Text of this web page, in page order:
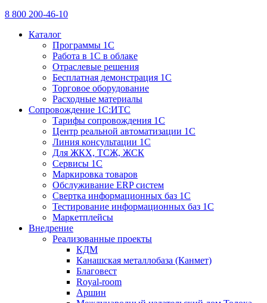
8 800 200-46-10
Каталог
Программы 1С
Работа в 1С в облаке
Отраслевые решения
Бесплатная демонстрация 1С
Торговое оборудование
Расходные материалы
Сопровождение 1С:ИТС
Тарифы сопровождения 1С
Центр реальной автоматизации 1С
Линия консультации 1С
Для ЖКХ, ТСЖ, ЖСК
Сервисы 1С
Маркировка товаров
Обслуживание ERP систем
Свертка информационных баз 1С
Тестирование информационных баз 1С
Маркетплейсы
Внедрение
Реализованные проекты
КДМ
Канашская металлобаза (Канмет)
Благовест
Royal-room
Аршин